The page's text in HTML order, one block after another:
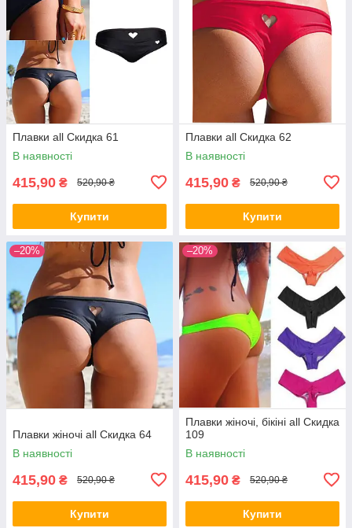
Плавки all Скидка 61
В наявності
415,90 ₴ 520,90 ₴
Купити
Плавки all Скидка 62
В наявності
415,90 ₴ 520,90 ₴
Купити
–20%
Плавки жіночі all Скидка 64
В наявності
415,90 ₴ 520,90 ₴
Купити
–20%
Плавки жіночі, бікіні all Скидка
109
В наявності
415,90 ₴ 520,90 ₴
Купити